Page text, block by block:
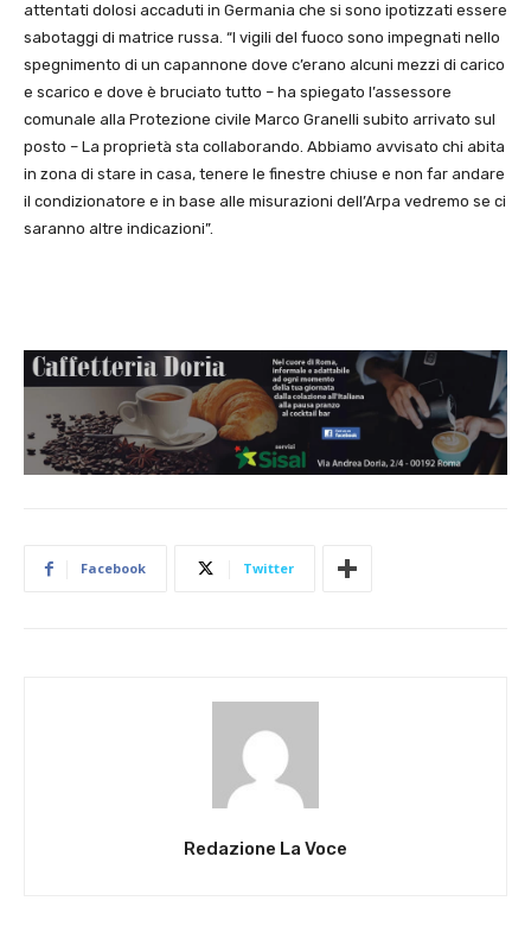
attentati dolosi accaduti in Germania che si sono ipotizzati essere
sabotaggi di matrice russa. “I vigili del fuoco sono impegnati nello
spegnimento di un capannone dove c’erano alcuni mezzi di carico
e scarico e dove è bruciato tutto – ha spiegato l’assessore
comunale alla Protezione civile Marco Granelli subito arrivato sul
posto – La proprietà sta collaborando. Abbiamo avvisato chi abita
in zona di stare in casa, tenere le finestre chiuse e non far andare
il condizionatore e in base alle misurazioni dell’Arpa vedremo se ci
saranno altre indicazioni”.
Facebook Twitter
Redazione La Voce